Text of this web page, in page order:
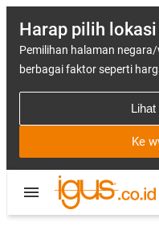
Harap pilih
Pemilihan halaman
berbagai faktor seperti
Ke